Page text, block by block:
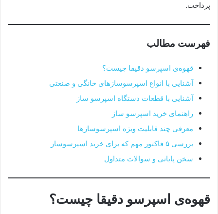
پرداخت.
فهرست مطالب
قهوه‌ی اسپرسو دقیقا چیست؟
آشنایی با انواع اسپرسوسازهای خانگی و صنعتی
آشنایی با قطعات دستگاه اسپرسو ساز
راهنمای خرید اسپرسو ساز
معرفی چند قابلیت ویژه اسپرسوسازها
بررسی ۵ فاکتور مهم که برای خرید اسپرسوساز
سخن پایانی و سوالات متداول
قهوه‌ی اسپرسو دقیقا چیست؟